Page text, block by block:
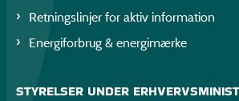
Retningslinjer for aktiv information
Energiforbrug & energimærke
STYRELSER UNDER